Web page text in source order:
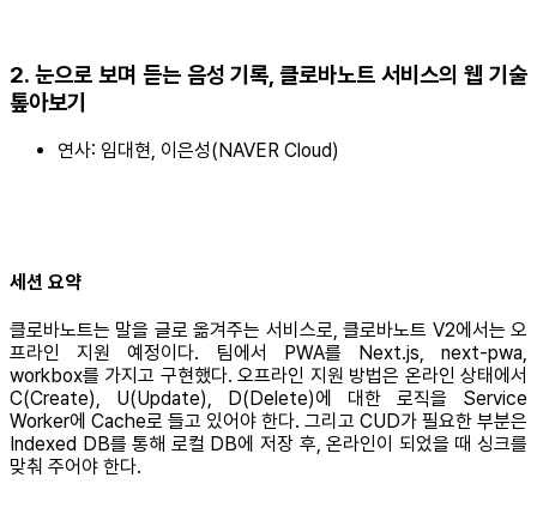
2. 눈으로 보며 듣는 음성 기록, 클로바노트 서비스의 웹 기술
톺아보기
연사: 임대현, 이은성(NAVER Cloud)
세션 요약
클로바노트는 말을 글로 옮겨주는 서비스로, 클로바노트 V2에서는 오
프라인 지원 예정이다. 팀에서 PWA를 Next.js, next-pwa,
workbox를 가지고 구현했다. 오프라인 지원 방법은 온라인 상태에서
C(Create), U(Update), D(Delete)에 대한 로직을 Service
Worker에 Cache로 들고 있어야 한다. 그리고 CUD가 필요한 부분은
Indexed DB를 통해 로컬 DB에 저장 후, 온라인이 되었을 때 싱크를
맞춰 주어야 한다.